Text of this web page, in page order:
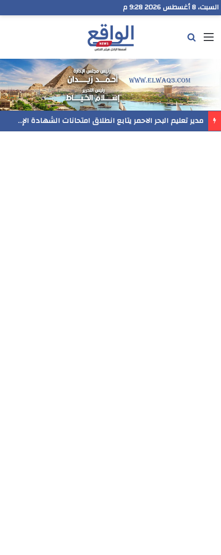
السبت، 8 أغسطس 2026 9:28 م
القائمة
مدير تعليم البحر الاحمر يتابع انطلاق امتحانات الشهادة الإعدادية ويؤكد: الانضباط